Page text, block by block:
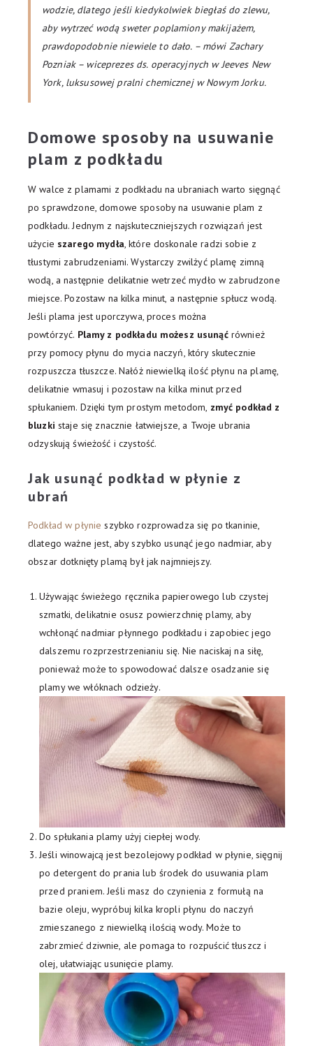
wodzie, dlatego jeśli kiedykolwiek biegłaś do zlewu,
aby wytrzeć wodą sweter poplamiony makijażem,
prawdopodobnie niewiele to dało. – mówi Zachary
Pozniak – wiceprezes ds. operacyjnych w Jeeves New
York, luksusowej pralni chemicznej w Nowym Jorku.
Domowe sposoby na usuwanie
plam z podkładu
W walce z plamami z podkładu na ubraniach warto sięgnąć
po sprawdzone, domowe sposoby na usuwanie plam z
podkładu. Jednym z najskuteczniejszych rozwiązań jest
użycie szarego mydła, które doskonale radzi sobie z
tłustymi zabrudzeniami. Wystarczy zwilżyć plamę zimną
wodą, a następnie delikatnie wetrzeć mydło w zabrudzone
miejsce. Pozostaw na kilka minut, a następnie spłucz wodą.
Jeśli plama jest uporczywa, proces można
powtórzyć. Plamy z podkładu możesz usunąćrównież
przy pomocy płynu do mycia naczyń, który skutecznie
rozpuszcza tłuszcze. Nałóż niewielką ilość płynu na plamę,
delikatnie wmasuj i pozostaw na kilka minut przed
spłukaniem. Dzięki tym prostym metodom, zmyć podkład z
bluzki staje się znacznie łatwiejsze, a Twoje ubrania
odzyskują świeżość i czystość.
Jak usunąć podkład w płynie z
ubrań
Podkład w płynie szybko rozprowadza się po tkaninie,
dlatego ważne jest, aby szybko usunąć jego nadmiar, aby
obszar dotknięty plamą był jak najmniejszy.
Używając świeżego ręcznika papierowego lub czystej
szmatki, delikatnie osusz powierzchnię plamy, aby
wchłonąć nadmiar płynnego podkładu i zapobiec jego
dalszemu rozprzestrzenianiu się. Nie naciskaj na siłę,
ponieważ może to spowodować dalsze osadzanie się
plamy we włóknach odzieży.
Do spłukania plamy użyj ciepłej wody.
Jeśli winowajcą jest bezolejowy podkład w płynie, sięgnij
po detergent do prania lub środek do usuwania plam
przed praniem. Jeśli masz do czynienia z formułą na
bazie oleju, wypróbuj kilka kropli płynu do naczyń
zmieszanego z niewielką ilością wody. Może to
zabrzmieć dziwnie, ale pomaga to rozpuścić tłuszcz i
olej, ułatwiając usunięcie plamy.